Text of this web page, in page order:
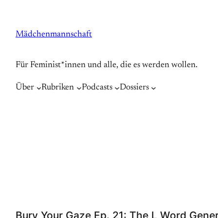
springen
Mädchenmannschaft
Für Feminist*innen und alle, die es werden wollen.
Über Rubriken Podcasts Dossiers
Bury Your Gaze Ep. 21: The L Word